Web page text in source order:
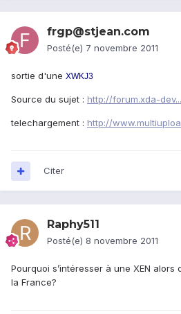
frgp@stjean.com
Posté(e) 7 novembre 2011
sortie d'une XWKJ3
Source du sujet : http://forum.xda-
telechargement : http://
Citer
Raphy511
Posté(e) 8 novembre 2011
Pourquoi s’intéresser à une XEN alors
la France?